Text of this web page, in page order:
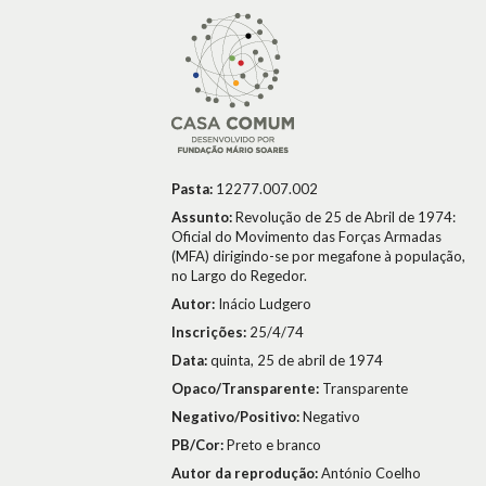
Pasta: 12277.007.002
Assunto:Revolução de 25 de Abril de 1974:
Oficial do Movimento das Forças Armadas
(MFA) dirigindo-se por megafone à população,
no Largo do Regedor.
Autor: Inácio Ludgero
Inscrições: 25/4/74
Data:quinta, 25 de abril de 1974
Opaco/Transparente: Transparente
Negativo/Positivo:Negativo
PB/Cor:Preto e branco
Autor da reprodução:António Coelho